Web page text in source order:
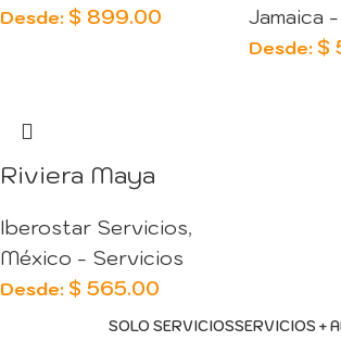
Desde: $ 899.00 Jamaica
Desde: $
Riviera Maya
Iberostar Servicios,
México - Servicios
Desde: $ 565.00
SOLO SERVICIOSSERVICIOS +